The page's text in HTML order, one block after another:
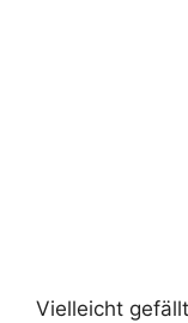
Vielleicht